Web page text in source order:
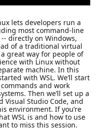
lets developers run a
most command-line
directly on Windows,
of a traditional virtual
great way for people of
with Linux without
machine. In this
with WSL. We’ll start
and work
Then we’ll set up a
Visual Studio Code, and
environment. If you’re
WSL is and how to use
to miss this session.